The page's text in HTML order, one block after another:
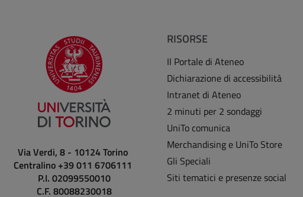
Via Verdi, 8 - 10124 Torino
Centralino +39 011 6706111
P.I. 02099550010
C.F. 80088230018
RISORSE
Il Portale di Ateneo
Dichiarazione di accessibilità
Intranet di Ateneo
2 minuti per 2 sondaggi
UniTo comunica
Merchandising e UniTo Store
Gli Speciali
Siti tematici e presenze social